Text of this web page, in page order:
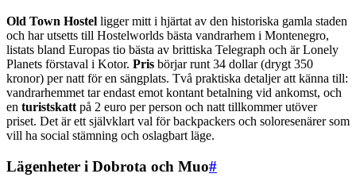
Old Town Hostel ligger mitt i hjärtat av den historiska gamla staden
och har utsetts till Hostelworlds bästa vandrarhem i Montenegro,
listats bland Europas tio bästa av brittiska Telegraph och är Lonely
Planets förstaval i Kotor. Pris börjar runt 34 dollar (drygt 350
kronor) per natt för en sängplats. Två praktiska detaljer att känna till:
vandrarhemmet tar endast emot kontant betalning vid ankomst, och
en turistskattpå 2 euro per person och natt tillkommer utöver
priset. Det är ett självklart val för backpackers och soloresenärer som
vill ha social stämning och oslagbart läge.
Lägenheter i Dobrota och Muo#